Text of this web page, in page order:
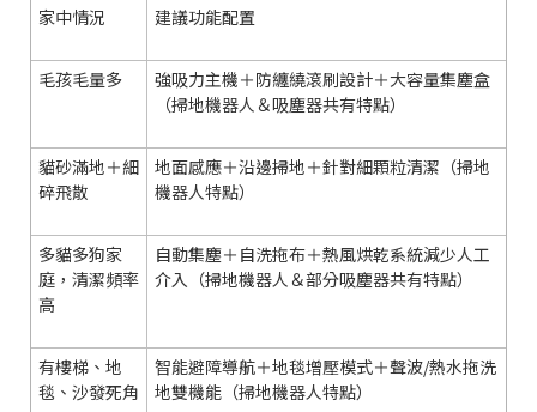
家中情況 建議功能配置
毛孩毛量多
強吸力主機＋防纏繞滾刷設計＋大容量集塵盒
（掃地機器人＆吸塵器共有特點）
貓砂滿地＋細
碎飛散
地面感應＋沿邊掃地＋針對細顆粒清潔（掃地
機器人特點）
多貓多狗家
庭，清潔頻率
高
自動集塵＋自洗拖布＋熱風烘乾系統減少人工
介入（掃地機器人＆部分吸塵器共有特點）
有樓梯、地
毯、沙發死角
智能避障導航＋地毯增壓模式＋聲波/熱水拖洗
地雙機能（掃地機器人特點）